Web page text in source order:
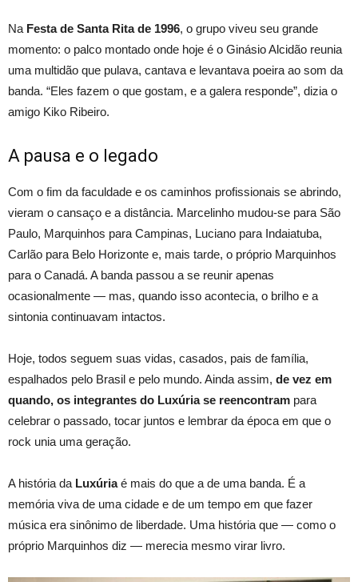
Na Festa de Santa Rita de 1996, o grupo viveu seu grande
momento: o palco montado onde hoje é o Ginásio Alcidão reunia
uma multidão que pulava, cantava e levantava poeira ao som da
banda. “Eles fazem o que gostam, e a galera responde”, dizia o
amigo Kiko Ribeiro.
A pausa e o legado
Com o fim da faculdade e os caminhos profissionais se abrindo,
vieram o cansaço e a distância. Marcelinho mudou-se para São
Paulo, Marquinhos para Campinas, Luciano para Indaiatuba,
Carlão para Belo Horizonte e, mais tarde, o próprio Marquinhos
para o Canadá. A banda passou a se reunir apenas
ocasionalmente — mas, quando isso acontecia, o brilho e a
sintonia continuavam intactos.
Hoje, todos seguem suas vidas, casados, pais de família,
espalhados pelo Brasil e pelo mundo. Ainda assim, de vez em
quando, os integrantes do Luxúria se reencontram para
celebrar o passado, tocar juntos e lembrar da época em que o
rock unia uma geração.
A história da Luxúriaé mais do que a de uma banda. É a
memória viva de uma cidade e de um tempo em que fazer
música era sinônimo de liberdade. Uma história que — como o
próprio Marquinhos diz — merecia mesmo virar livro.